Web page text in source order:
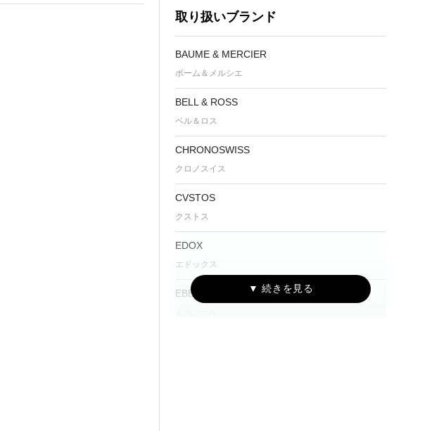
取り扱いブランド
BAUME & MERCIER
ボーム＆メルシエ
BELL & ROSS
ベル＆ロス
CHRONOSWISS
クロノスイス
CVSTOS
クストス
EDOX
エドックス
EBERHARD